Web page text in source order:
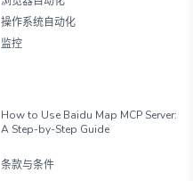
操作系统自动化
监控
How to Use Baidu Map MCP Server:
A Step-by-Step Guide
条款与条件